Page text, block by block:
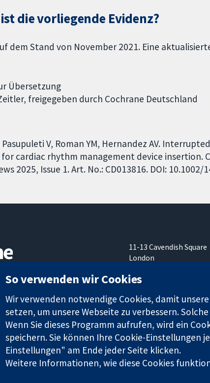
die vorliegende Evidenz?
dem Stand von November 2021. Eine
Übersetzung
freigegeben durch Cochrane Deutschland
Pasupuleti V, Roman YM, Hernandez AV.
cardiac rhythm management device insertion.
2025, Issue 1. Art. No.: CD013816. DOI: 10.1002/
11-13 Cavendish Square
London
Vereinigtes Königreich
eine gemeinützige Organisation (Nr. 1045921) und in
2127 49.
So verwenden wir Cookies
Wir verwenden notwendige Cookies, damit
setzen, um unsere Webseite zu verbessern.
Wenn Sie dieses Programm aufrufen, wird ein
speichern. Sie können Ihre Cookie-Einstellungen
Einstellungen" am Ende jeder Seite klicken.
Weitere Informationen, wie diese Cookies